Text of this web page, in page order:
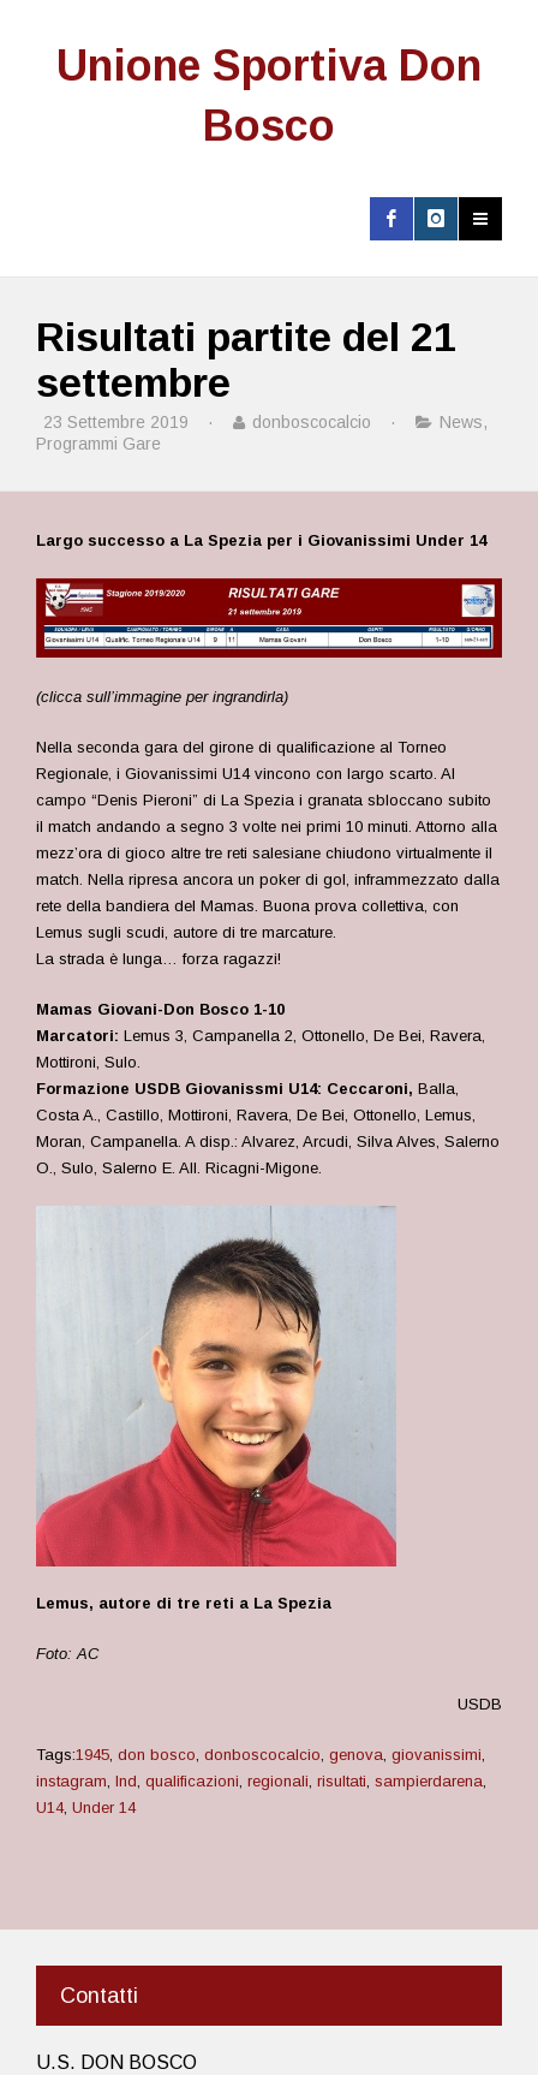
Unione Sportiva Don
Bosco
Risultati partite del 21
settembre
23 Settembre 2019 · donboscocalcio · News,
Programmi Gare
Largo successo a La Spezia per i Giovanissimi Under 14
(clicca sull’immagine per ingrandirla)
Nella seconda gara del girone di qualificazione al Torneo
Regionale, i Giovanissimi U14 vincono con largo scarto. Al
campo “Denis Pieroni” di La Spezia i granata sbloccano subito
il match andando a segno 3 volte nei primi 10 minuti. Attorno alla
mezz’ora di gioco altre tre reti salesiane chiudono virtualmente il
match. Nella ripresa ancora un poker di gol, inframmezzato dalla
rete della bandiera del Mamas. Buona prova collettiva, con
Lemus sugli scudi, autore di tre marcature.
La strada è lunga… forza ragazzi!
Mamas Giovani-Don Bosco 1-10
Marcatori: Lemus 3, Campanella 2, Ottonello, De Bei, Ravera,
Mottironi, Sulo.
Formazione USDB Giovanissmi U14: Ceccaroni, Balla,
Costa A., Castillo, Mottironi, Ravera, De Bei, Ottonello, Lemus,
Moran, Campanella. A disp.: Alvarez, Arcudi, Silva Alves, Salerno
O., Sulo, Salerno E. All. Ricagni-Migone.
Lemus, autore di tre reti a La Spezia
Foto: AC
USDB
Tags:1945, don bosco, donboscocalcio, genova, giovanissimi,
instagram, lnd, qualificazioni, regionali, risultati, sampierdarena,
U14, Under 14
Contatti
U.S. DON BOSCO